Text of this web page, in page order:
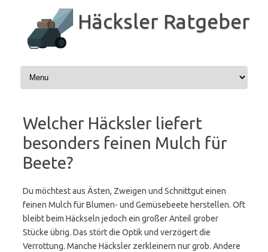
springen
Häcksler Ratgeber
Welcher Häcksler liefert
besonders feinen Mulch für
Beete?
Du möchtest aus Ästen, Zweigen und Schnittgut einen
feinen Mulch für Blumen- und Gemüsebeete herstellen. Oft
bleibt beim Häckseln jedoch ein großer Anteil grober
Stücke übrig. Das stört die Optik und verzögert die
Verrottung. Manche Häcksler zerkleinern nur grob. Andere